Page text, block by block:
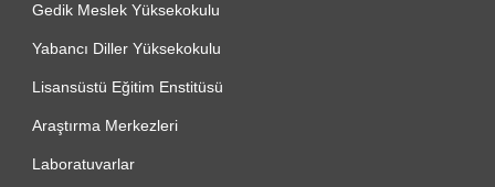
Gedik Meslek Yüksekokulu
Yabancı Diller Yüksekokulu
Lisansüstü Eğitim Enstitüsü
Araştırma Merkezleri
Laboratuvarlar